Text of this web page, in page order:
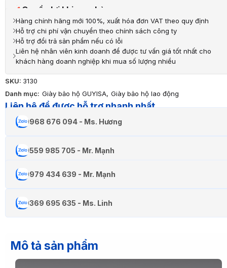
Quyền lợi khi mua hàng
Hàng chính hãng mới 100%, xuất hóa đơn VAT theo quy định
Hỗ trợ chi phí vận chuyển theo chính sách công ty
Hỗ trợ đổi trả sản phẩm nếu có lỗi
Liên hệ nhân viên kinh doanh để được tư vấn giá tốt nhất cho
khách hàng doanh nghiệp khi mua số lượng nhiều
SKU: 3130
Danh mục: Giày bảo hộ GUYISA, Giày bảo hộ lao động
Liên hệ để được hỗ trợ nhanh nhất
0968 676 094 - Ms. Hương
0559 985 705 - Mr. Mạnh
0979 434 639 - Mr. Mạnh
0369 695 635 - Ms. Linh
Mô tả sản phẩm